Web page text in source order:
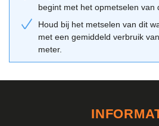
begint met het opmetselen van
Houd bij het metselen van dit
met een gemiddeld verbruik
meter.